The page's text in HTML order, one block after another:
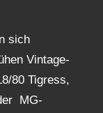
sich
Vintage-
80 Tigress,
MG-